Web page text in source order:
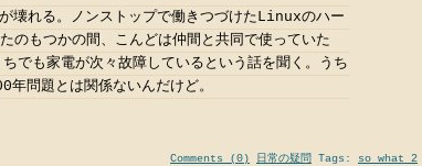
壊れる。ノンストップで働きつづけたLinuxのハー
のもつかの間、こんどは仲間と共同で使っていた
でも家電が次々故障しているという話を聞く。うち
問題とは関係ないんだけど。
Comments (0) 日常の疑問 Tags: so what 2